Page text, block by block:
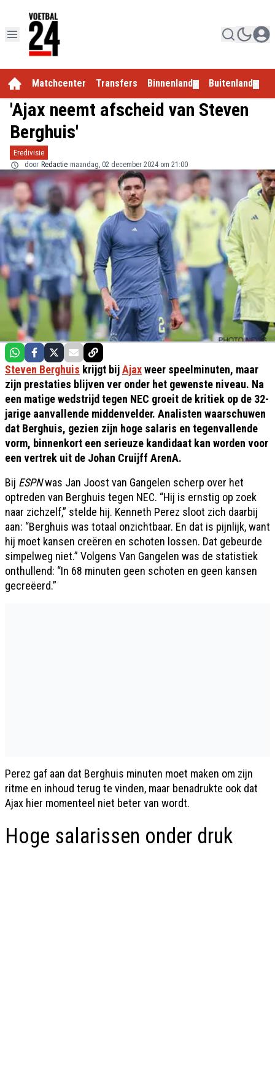
Matchcenter Transfers Binnenland Buitenland
'Ajax neemt afscheid van Steven
Berghuis'
Eredivisie
door Redactie maandag, 02 december 2024 om 21:00
Steven Berghuis krijgt bijAjaxweer speelminuten, maar
zijn prestaties blijven ver onder het gewenste niveau. Na
een matige wedstrijd tegen NEC groeit de kritiek op de 32-
jarige aanvallende middenvelder. Analisten waarschuwen
dat Berghuis, gezien zijn hoge salaris en tegenvallende
vorm, binnenkort een serieuze kandidaat kan worden voor
een vertrek uit de Johan Cruijff ArenA.
Bij ESPNwas Jan Joost van Gangelen scherp over het
optreden van Berghuis tegen NEC. “Hij is ernstig op zoek
naar zichzelf,” stelde hij. Kenneth Perez sloot zich daarbij
aan: “Berghuis was totaal onzichtbaar. En dat is pijnlijk, want
hij moet kansen creëren en schoten lossen. Dat gebeurde
simpelweg niet.” Volgens Van Gangelen was de statistiek
onthullend: “In 68 minuten geen schoten en geen kansen
gecreëerd.”
Perez gaf aan dat Berghuis minuten moet maken om zijn
ritme en inhoud terug te vinden, maar benadrukte ook dat
Ajax hier momenteel niet beter van wordt.
Hoge salarissen onder druk